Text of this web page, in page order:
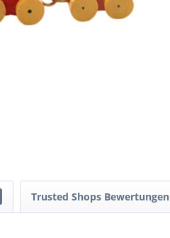
Trusted Shops Bewertungen